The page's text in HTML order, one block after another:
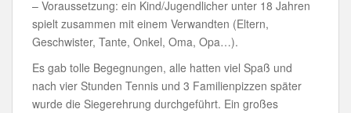
– Voraussetzung: ein Kind/Jugendlicher unter 18 Jahren
spielt zusammen mit einem Verwandten (Eltern,
Geschwister, Tante, Onkel, Oma, Opa…).
Es gab tolle Begegnungen, alle hatten viel Spaß und
nach vier Stunden Tennis und 3 Familienpizzen später
wurde die Siegerehrung durchgeführt. Ein großes